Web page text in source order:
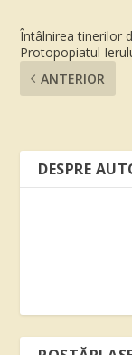
Întâlnirea tinerilor
Protopopiatul
ANTERIOR
DESPRE